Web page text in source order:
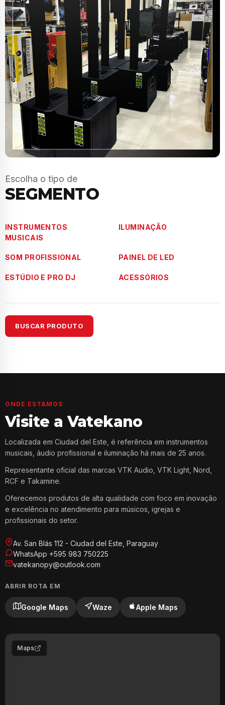
Escolha o tipo de
SEGMENTO
INSTRUMENTOS
MUSICAIS
ILUMINAÇÃO
SOM PROFISSIONAL PAINEL DE LED
ESTÚDIO E PRO DJ ACESSÓRIOS
BUSCAR PRODUTO
ONDE ESTAMOS
Visite a Vatekano
Localizada em Ciudad del Este, é referência em instrumentos
musicais, áudio profissional e iluminação há mais de 25 anos.
Representante oficial das marcas VTK Audio, VTK Light, Nord,
RCF e Takamine.
Oferecemos produtos de alta qualidade com foco em inovação
e excelência no atendimento para músicos, igrejas e
profissionais do setor.
Av. San Blás 112 - Ciudad del Este, Paraguay
WhatsApp +595 983 750225
vatekanopy@outlook.com
ABRIR ROTA EM
Google Maps Waze Apple Maps
Maps